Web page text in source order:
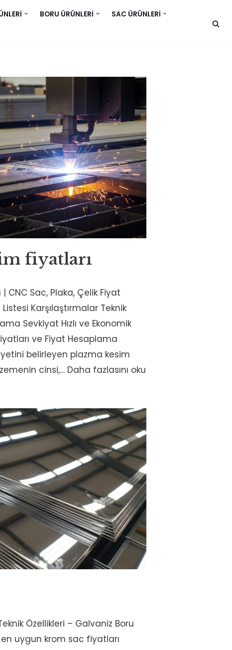
BORU ÜRÜNLERI SAC ÜRÜNLERI
fiyatları
CNC Sac, Plaka, Çelik Fiyat
Karşılaştırmalar Teknik
Sevkiyat Hızlı ve Ekonomik
ve Fiyat Hesaplama
belirleyen plazma kesim
cinsi,… Daha fazlasını oku
Özellikleri – Galvaniz Boru
uygun krom sac fiyatları